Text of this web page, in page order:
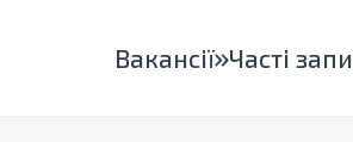
Вакансії Часті